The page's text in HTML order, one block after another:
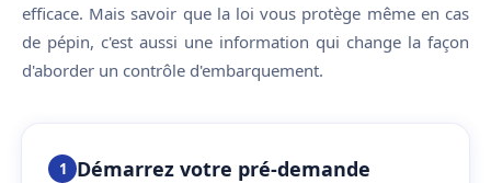
efficace. Mais savoir que la loi vous protège même en cas
de pépin, c'est aussi une information qui change la façon
d'aborder un contrôle d'embarquement.
1 Démarrez votre pré-demande